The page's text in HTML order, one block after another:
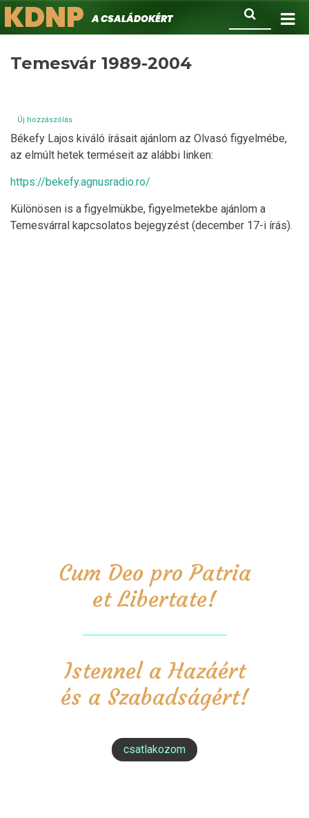
Ugrás
a
Keresés
KDNPA családokért.
Temesvár 1989-2004
Új hozzászólás
Békefy Lajos kiváló írásait ajánlom az Olvasó figyelmébe,
az elmúlt hetek terméseit az alábbi linken:
https://bekefy.agnusradio.ro/
Különösen is a figyelmükbe, figyelmetekbe ajánlom a
Temesvárral kapcsolatos bejegyzést (december 17-i írás).
Cum Deo pro Patria
et Libertate!
Istennel a Hazáért
és a Szabadságért!
csatlakozom